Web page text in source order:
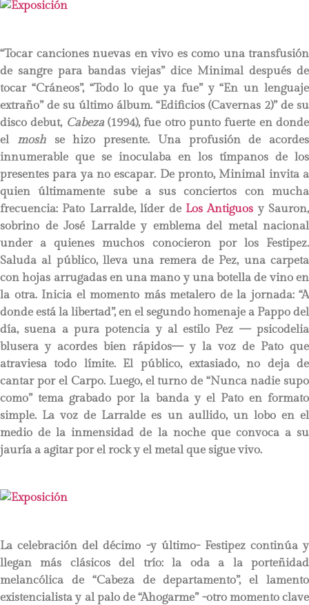
“Tocar canciones nuevas en vivo es como una transfusión
de sangre para bandas viejas” dice Minimal después de
tocar “Cráneos”, “Todo lo que ya fue” y “En un lenguaje
extraño” de su último álbum. “Edificios (Cavernas 2)” de su
disco debut, Cabeza(1994), fue otro punto fuerte en donde
el moshse hizo presente. Una profusión de acordes
innumerable que se inoculaba en los tímpanos de los
presentes para ya no escapar. De pronto, Minimal invita a
quien últimamente sube a sus conciertos con mucha
frecuencia: Pato Larralde, líder de Los Antiguos y Sauron,
sobrino de José Larralde y emblema del metal nacional
under a quienes muchos conocieron por los Festipez.
Saluda al público, lleva una remera de Pez, una carpeta
con hojas arrugadas en una mano y una botella de vino en
la otra. Inicia el momento más metalero de la jornada: “A
donde está la libertad”, en el segundo homenaje a Pappo del
día, suena a pura potencia y al estilo Pez — psicodelia
blusera y acordes bien rápidos— y la voz de Pato que
atraviesa todo límite. El público, extasiado, no deja de
cantar por el Carpo. Luego, el turno de “Nunca nadie supo
como” tema grabado por la banda y el Pato en formato
simple. La voz de Larralde es un aullido, un lobo en el
medio de la inmensidad de la noche que convoca a su
jauría a agitar por el rock y el metal que sigue vivo.
La celebración del décimo -y último- Festipez continúa y
llegan más clásicos del trío: la oda a la porteñidad
melancólica de “Cabeza de departamento”, el lamento
existencialista y al palo de “Ahogarme” -otro momento clave